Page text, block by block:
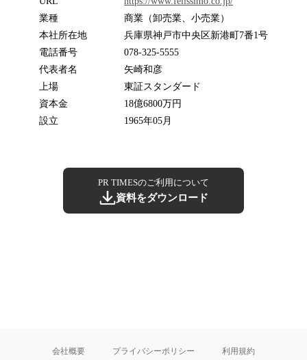
業種
商業（卸売業、小売業）
本社所在地
兵庫県神戸市中央区新港町7番1号
電話番号
078-325-5555
代表者名
矢崎和彦
上場
東証スタンダード
資本金
18億6800万円
設立
1965年05月
PR TIMESのご利用について
資料をダウンロード
会社概要 プライバシーポリシー 利用規約